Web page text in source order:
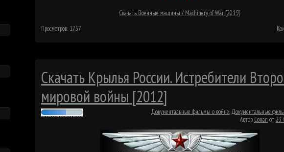
Скачать Военные машины / Machinery of War [2019]
Просмотров: 1757
Скачать Крылья России. Истребители
мировой войны [2012]
Документальные фильмы о войне, Документальные
Автор Conan от